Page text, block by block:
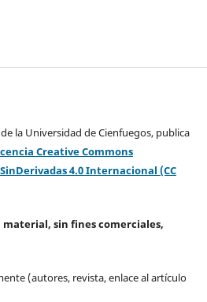
la Universidad de Cienfuegos, publica
Creative Commons
4.0 Internacional (CC
sin fines comerciales,
(autores, revista, enlace al artículo